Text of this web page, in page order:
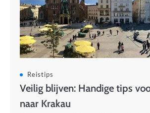
Reistips
Veilig blijven: Handige tips
naar Krakau